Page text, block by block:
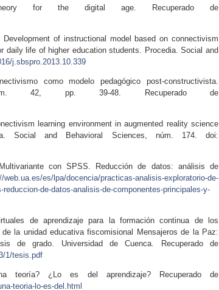
for the digital age. Recuperado de
of instructional model based on connectivism
daily life of higher education students. Procedia. Social and
j.sbspro.2013.10.339
como modelo pedagógico post-constructivista.
42, pp. 39-48. Recuperado de
learning environment in augmented reality science
Social and Behavioral Sciences, núm. 174. doi:
con SPSS. Reducción de datos: análisis de
web.ua.es/es/lpa/docencia/practicas-analisis-exploratorio-de-
de-datos-analisis-de-componentes-principales-y-
de aprendizaje para la formación continua de los
la unidad educativa fiscomisional Mensajeros de la Paz:
de grado. Universidad de Cuenca. Recuperado de
1/tesis.pdf
teoría? ¿Lo es del aprendizaje? Recuperado de
teoria-lo-es-del.html